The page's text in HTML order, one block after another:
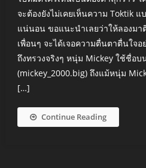
จะต้องยังไม่เคยเห็นความ Toktik แ
แน่นอน ขอแนะนำเลยว่าให้ลองม
เพื่อนๆ จะได้เจอความตื่นตาตื่นใจ
ถึงทรวงจริงๆ หนุ่ม Mickey ใช้ชื่อบ
(mickey_2000.big) ถึงแม้หนุ่ม
[…]
Continue Reading